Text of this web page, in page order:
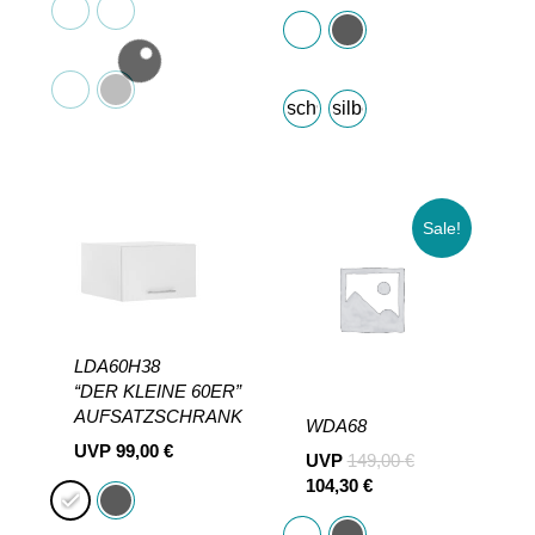
schwarz
silber
LDA60H38
“DER KLEINE 60ER”
AUFSATZSCHRANK
UVP 99,00 €
Sale!
WDA68
UVP 149,00€
104,30 €